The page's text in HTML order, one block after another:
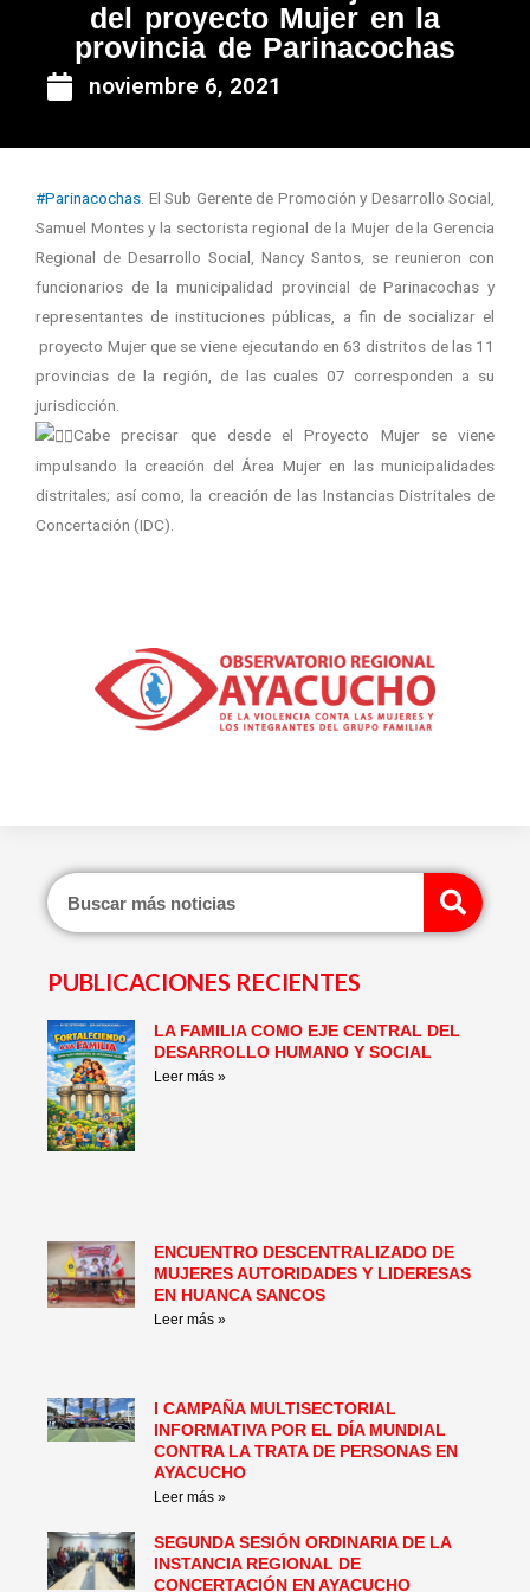
del proyecto Mujer en la
provincia de Parinacochas
noviembre 6, 2021
#Parinacochas . El Sub Gerente de Promoción y Desarrollo Social,
Samuel Montes y la sectorista regional de la Mujer de la Gerencia
Regional de Desarrollo Social, Nancy Santos, se reunieron con
funcionarios de la municipalidad provincial de Parinacochas y
representantes de instituciones públicas, a fin de socializar el
proyecto Mujer que se viene ejecutando en 63 distritos de las 11
provincias de la región, de las cuales 07 corresponden a su
jurisdicción.
Cabe precisar que desde el Proyecto Mujer se viene
impulsando la creación del Área Mujer en las municipalidades
distritales; así como, la creación de las Instancias Distritales de
Concertación (IDC).
PUBLICACIONES RECIENTES
LA FAMILIA COMO EJE CENTRAL DEL
DESARROLLO HUMANO Y SOCIAL
Leer más »
ENCUENTRO DESCENTRALIZADO DE
MUJERES AUTORIDADES Y LIDERESAS
EN HUANCA SANCOS
Leer más »
I CAMPAÑA MULTISECTORIAL
INFORMATIVA POR EL DÍA MUNDIAL
CONTRA LA TRATA DE PERSONAS EN
AYACUCHO
Leer más »
SEGUNDA SESIÓN ORDINARIA DE LA
INSTANCIA REGIONAL DE
CONCERTACIÓN EN AYACUCHO
PagePagePagePagePagePage